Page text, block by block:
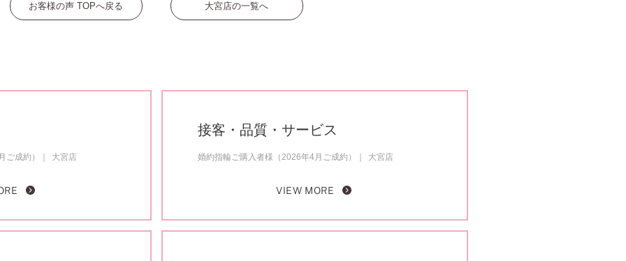
お客様の声 TOPへ戻る 大宮店の一覧へ
ご成約） 大宮店
接客・品質・サービス
婚約指輪ご購入者様（2026年4月ご成約） 大宮店
VIEW MORE